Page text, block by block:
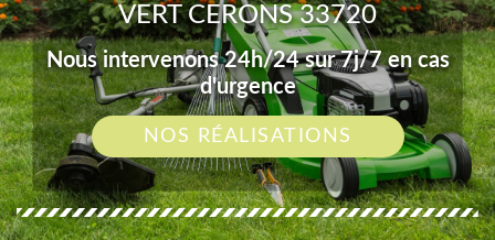
VERT CERONS 33720
Nous intervenons 24h/24 sur 7j/7 en cas
d'urgence
NOS RÉALISATIONS